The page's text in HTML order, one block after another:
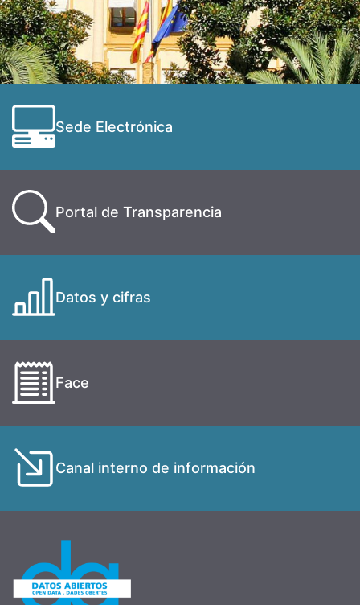
Sede Electrónica
Portal de Transparencia
Datos y cifras
Face
Canal interno de información